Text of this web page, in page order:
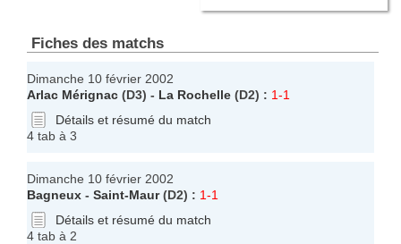
Fiches des matchs
Dimanche 10 février 2002
Arlac Mérignac (D3) - La Rochelle (D2) : 1-1
Détails et résumé du match
4 tab à 3
Dimanche 10 février 2002
Bagneux - Saint-Maur(D2) : 1-1
Détails et résumé du match
4 tab à 2